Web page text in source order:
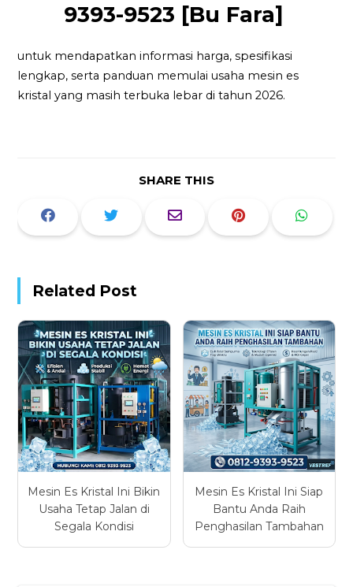
9393-9523 [Bu Fara]
untuk mendapatkan informasi harga, spesifikasi
lengkap, serta panduan memulai usaha mesin es
kristal yang masih terbuka lebar di tahun 2026.
SHARE THIS
Related Post
Mesin Es Kristal Ini Bikin
Usaha Tetap Jalan di
Segala Kondisi
Mesin Es Kristal Ini Siap
Bantu Anda Raih
Penghasilan Tambahan